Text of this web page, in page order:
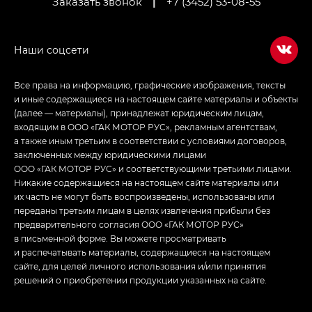
Empow — Эмпау (Empow) в комплектации
Все права на информацию, графические изображения, тексты
и иные содержащиеся на настоящем сайте материалы и объекты
(далее — материалы), принадлежат юридическим лицам,
входящим в ООО «ГАК МОТОР РУС», рекламным агентствам,
а также иным третьим в соответствии с условиями договоров,
заключенных между юридическими лицами
ООО «ГАК МОТОР РУС» и соответствующими третьими лицами.
Никакие содержащиеся на настоящем сайте материалы или
их часть не могут быть воспроизведены, использованы или
переданы третьим лицам в целях извлечения прибыли без
предварительного согласия ООО «ГАК МОТОР РУС»
в письменной форме. Вы можете просматривать
и распечатывать материалы, содержащиеся на настоящем
сайте, для целей личного использования и/или принятия
решений о приобретении продукции указанных на сайте.